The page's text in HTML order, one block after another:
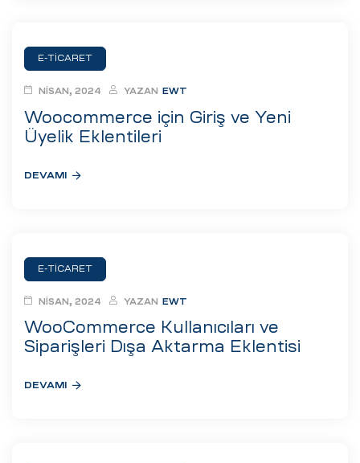
E-TICARET
Woocommerce için Giriş ve Yeni
Üyelik Eklentileri
NISAN, 2024 YAZAN EWT
DEVAMI
E-TICARET
WooCommerce Kullanıcıları ve
Siparişleri Dışa Aktarma Eklentisi
NISAN, 2024 YAZAN EWT
DEVAMI